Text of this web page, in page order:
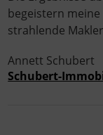
begeistern
strahlende
Annett Schubert
Schubert-